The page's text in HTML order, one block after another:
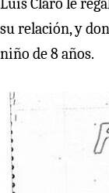
Luis Claro le
su relación, y
niño de 8 años.